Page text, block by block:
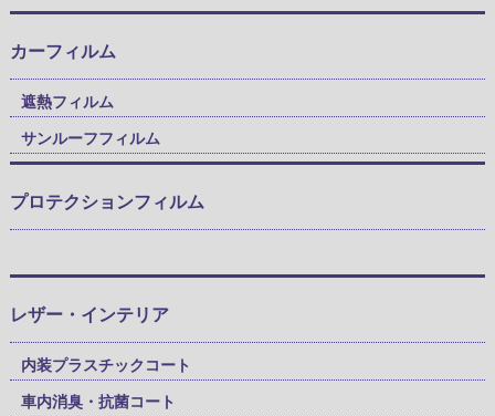
カーフィルム
遮熱フィルム
サンルーフフィルム
プロテクションフィルム
レザー・インテリア
内装プラスチックコート
車内消臭・抗菌コート